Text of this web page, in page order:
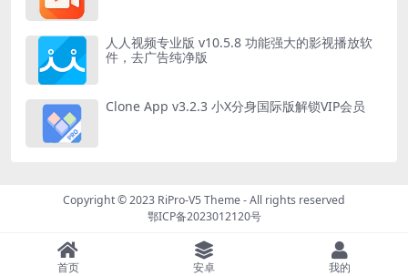
人人视频专业版 v10.5.8 功能强大的影视播放软
件，去广告纯净版
Clone App v3.2.3 小X分身国际版解锁VIP会员
Copyright © 2023 RiPro-V5 Theme- All rights reserved
鄂ICP备2023012120号
首页 安卓 我的